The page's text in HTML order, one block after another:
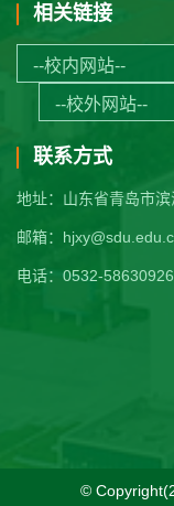
相关链接
联系方式
地址：山东省青岛市
邮箱：
电话：0532-58630926
©